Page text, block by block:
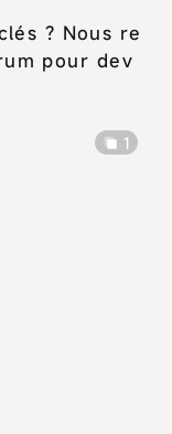
? Nous re
pour dev
1